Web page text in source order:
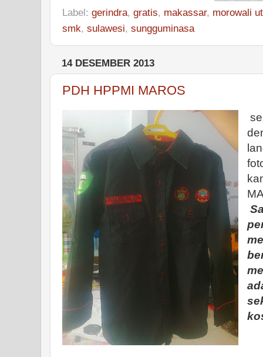
Label: gerindra, gratis, makassar, morowali
smk, sulawesi, sungguminasa
14 DESEMBER 2013
PDH HPPMI MAROS